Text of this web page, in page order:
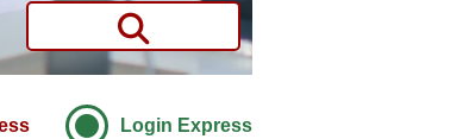
Login Express